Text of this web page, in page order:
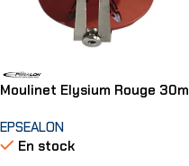
Moulinet Elysium Rouge 30m
EPSEALON
En stock